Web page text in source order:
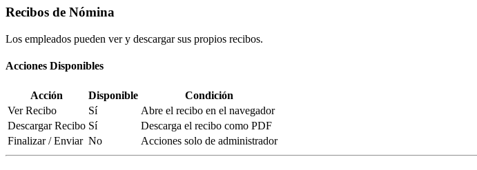
Recibos de Nómina
Los empleados pueden ver y descargar sus propios recibos.
Acciones Disponibles
Acción Disponible
Condición
Ver Recibo
Sí
Abre el recibo en el navegador
Descargar Recibo Sí
Descarga el recibo como PDF
Finalizar / Enviar No Acciones solo de administrador